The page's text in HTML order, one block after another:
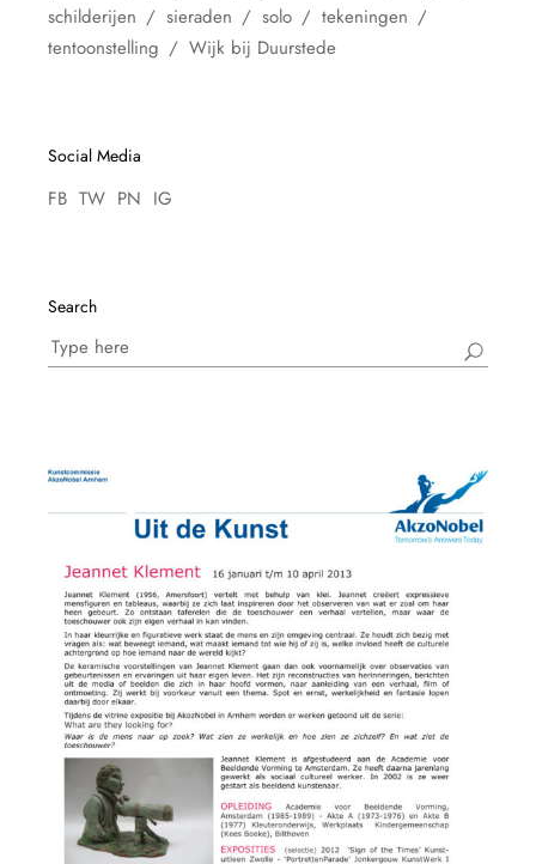
schilderijen
sieraden solo
tekeningen
tentoonstelling
Wijk bij Duurstede
Social Media
FB TW PN IG
Search
Search
for: